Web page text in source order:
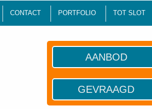
CONTACT PORTFOLIO TOT SLOT
AANBOD
GEVRAAGD